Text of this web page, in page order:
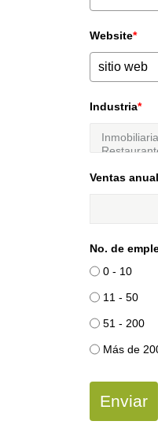
Website*
Industria*
Ventas
No. de
0 - 10
11 - 50
51 - 200
Más de
Enviar